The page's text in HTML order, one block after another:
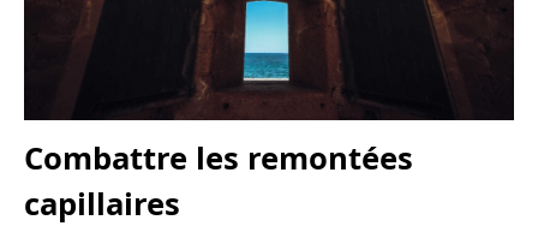
Combattre les remontées
capillaires